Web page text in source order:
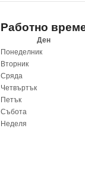
Работно
Ден
Понеделник
Вторник
Сряда
Четвъртък
Петък
Събота
Неделя